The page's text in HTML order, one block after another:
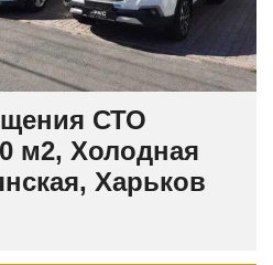
СТО
м2, Холодная
Харьков